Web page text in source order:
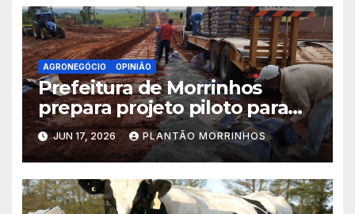
AGRONEGÓCIO OPINIÃO
Prefeitura de Morrinhos
prepara projeto piloto para
aplicação de solo-cimento em
estradas vicinais
JUN 17, 2026 PLANTÃO MORRINHOS